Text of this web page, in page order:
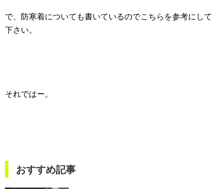
で、防寒着についても書いているのでこちらを参考にして
下さい。
それではー。
おすすめ記事